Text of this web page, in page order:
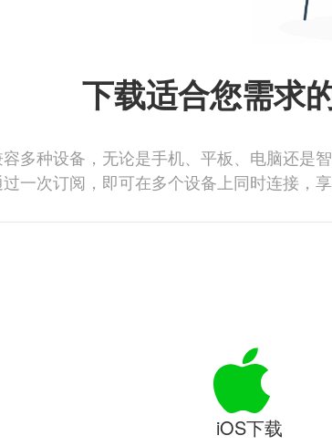
下载适合您需求
多种设备，无论是手机、平板、电脑还是
一次订阅，即可在多个设备上同时连接，享
iOS下载